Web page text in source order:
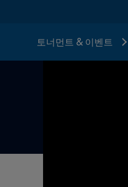
토너먼트 & 이벤트